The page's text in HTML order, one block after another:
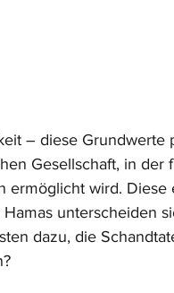
– diese Grundwerte
Gesellschaft, in
ermöglicht wird.
unterscheiden
dazu, die